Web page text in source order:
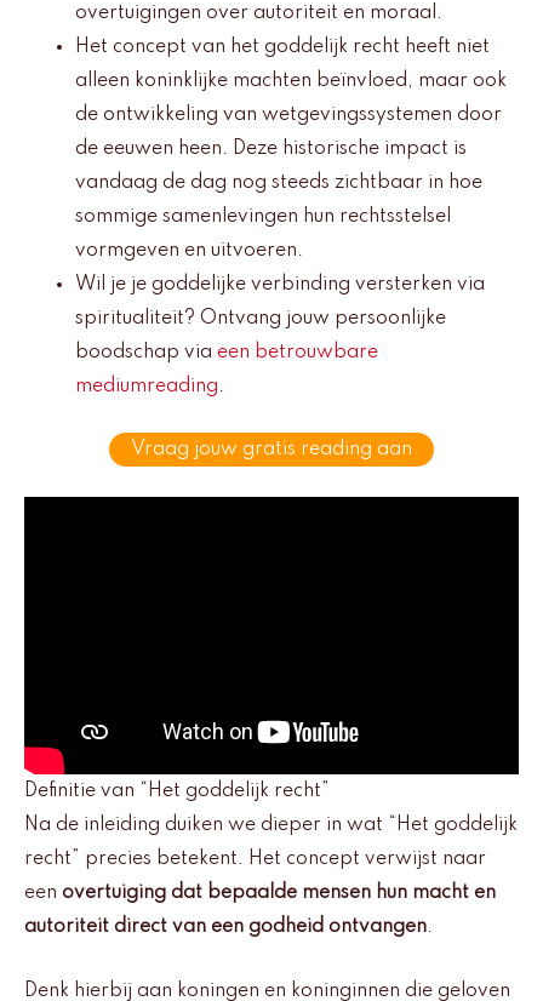
overtuigingen over autoriteit en moraal.
Het concept van het goddelijk recht heeft niet
alleen koninklijke machten beïnvloed, maar ook
de ontwikkeling van wetgevingssystemen door
de eeuwen heen. Deze historische impact is
vandaag de dag nog steeds zichtbaar in hoe
sommige samenlevingen hun rechtsstelsel
vormgeven en uitvoeren.
Wil je je goddelijke verbinding versterken via
spiritualiteit? Ontvang jouw persoonlijke
boodschap via een betrouwbare
mediumreading.
Vraag jouw gratis reading aan
Definitie van “Het goddelijk recht”
Na de inleiding duiken we dieper in wat “Het goddelijk
recht” precies betekent. Het concept verwijst naar
een overtuiging dat bepaalde mensen hun macht en
autoriteit direct van een godheid ontvangen.
Denk hierbij aan koningen en koninginnen die geloven